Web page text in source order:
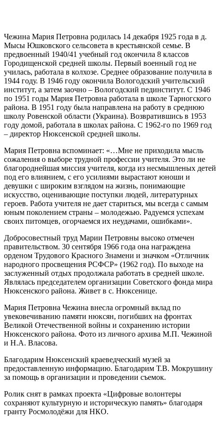
Чежина Мария Петровна родилась 14 декабря 1925 года в д.
Мысы Юшковского сельсовета в крестьянской семье. В
предвоенный 1940/41 учебный год окончила 8 классов
Городищенской средней школы. Первый военный год не
училась, работала в колхозе. Среднее образование получила в
1944 году. В 1946 году окончила Вологодский учительский
институт, а затем заочно – Вологодский пединститут. С 1946
по 1951 годы Мария Петровна работала в школе Тарногского
района. В 1951 году была направлена на работу в среднюю
школу Ровенской области (Украина). Возвратившись в 1953
году домой, работала в школах района. С 1962-го по 1969 год
– директор Нюксенской средней школы.
Мария Петровна вспоминает: «…Мне не приходила мысль
сожаления о выборе трудной профессии учителя. Это ли не
благороднейшая миссия учителя, когда из несмышленых детей
под его влиянием, с его усилиями вырастают юноши и
девушки с широким взглядом на жизнь, понимающие
искусство, оценивающие поступки людей, литературных
героев. Работа учителя не дает стариться, мы всегда с самым
юным поколением страны – молодежью. Радуемся успехам
своих питомцев, огорчаемся их неудачами, ошибками».
Добросовестный труд Марии Петровны высоко отмечен
правительством. 30 сентября 1966 года она награждена
орденом Трудового Красного Знамени и значком «Отличник
народного просвещения РСФСР» (1962 год). По выходе на
заслуженный отдых продолжала работать в средней школе.
Являлась председателем организации Советского фонда мира
Нюксенского района. Живет в с. Нюксенице.
Мария Петровна Чежина внесла огромный вклад по
увековечиванию памяти нюксян, погибших на фронтах
Великой Отечественной войны и сохранению истории
Нюксенского района. Фото из личного архива М.П. Чежиной
и Н.А. Власова.
Благодарим Нюксенский краеведческий музей за
предоставленную информацию. Благодарим Т.В. Мокрушину
за помощь в организации и проведении съемок.
Ролик снят в рамках проекта «Цифровые волонтеры
сохраняют культурную и историческую память» благодаря
гранту Росмолодёжи для НКО.